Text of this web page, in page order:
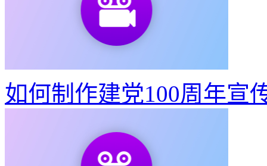
如何制作建党100周年宣